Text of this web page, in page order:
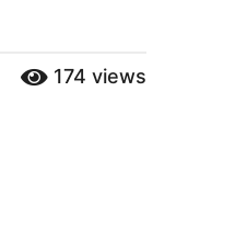
174 views